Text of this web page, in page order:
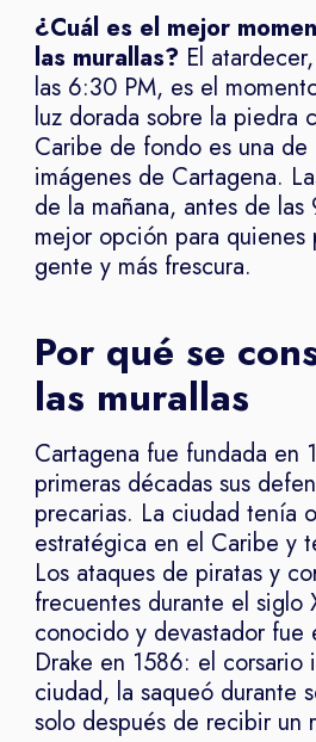
¿Cuál es el mejor
las murallas? El
las 6:30 PM, es el
luz dorada sobre la piedra
Caribe de fondo es una de
imágenes de Cartagena.
de la mañana, antes de
mejor opción para quienes
gente y más frescura.
Por qué se
las murallas
Cartagena fue fundada en
primeras décadas sus
precarias. La ciudad tenía
estratégica en el Caribe y
Los ataques de piratas y
frecuentes durante el siglo
conocido y devastador fue
Drake en 1586: el corsario
ciudad, la saqueó durante
solo después de recibir un